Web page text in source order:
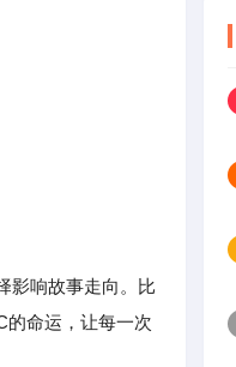
影响故事走向。比
的命运，让每一次